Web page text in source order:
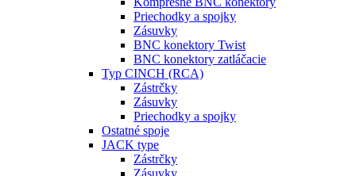
Priechodky a spojky
Zásuvky
BNC konektory Twist
BNC konektory zatláčacie
Typ CINCH (RCA)
Zástrčky
Zásuvky
Priechodky a spojky
Ostatné spoje
JACK type
Zástrčky